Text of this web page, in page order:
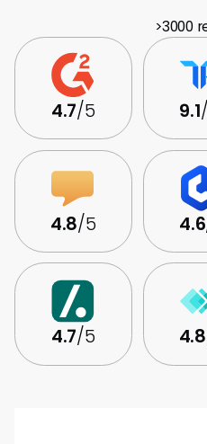
>3000
4.7/5 9.1
4.8/5 4.6
4.7/5 4.8